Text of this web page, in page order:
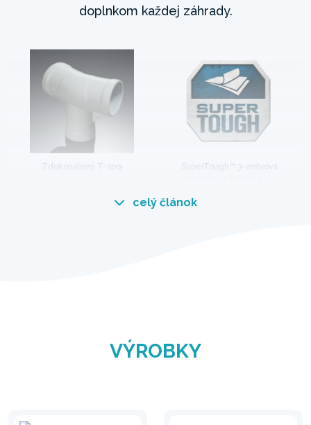
doplnkom každej záhrady.
Zdokonalený T-spoj
SuperTough™ 3-vrstvová
celý článok
VÝROBKY